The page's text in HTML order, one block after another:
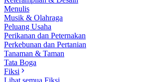
Menulis
Musik & Olahraga
Peluang Usaha
Perikanan dan Peternakan
Perkebunan dan Pertanian
Tanaman & Taman
Tata Boga
Fiksi
Lihat semua Fiksi